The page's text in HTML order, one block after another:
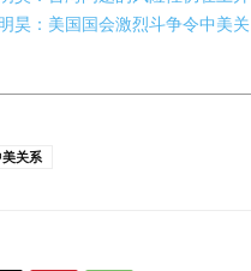
昊：美国国会激烈斗争令中美关
关系